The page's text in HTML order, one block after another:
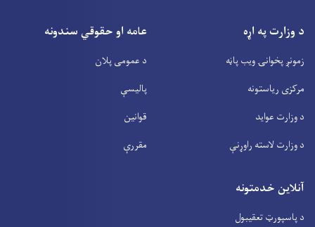
د وزارت په اړه
زمونږ پخوانۍ ویب پاڼه
مرکزی ریاستونه
د وزارت عواید
د وزارت لاسته راوړنې
عامه او حقوقي سندونه
د عمومی پلان
پالیسې
قوانین
مقررې
آنلاین خدمتونه
د پاسپورټ تعقیبول